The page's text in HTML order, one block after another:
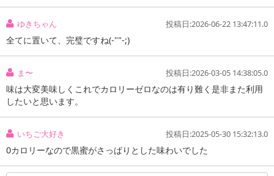
・賞味期限：
出荷日から180日
※商品到着時点でのお日持ち期間は、配送日数などにより異なり
ますのでご了承ください。
・原産国（最終加工地）：日本
・原材料/材質/素材：
粘多糖類)、甘味料(アセスルファムK)、香料、pH調整剤
【黒みつ】エリスリトール、羅漢果エキス、醸造酢、食塩、カラ
メル色素、香料、増粘多糖類、甘味料(スクラロース、アセスルファ
ムK)
ゆきちゃん 投稿日:2026-06-22 13:47:11.0
全てに置いて、完璧ですね(-""-;)
ま〜 投稿日:2026-03-05 14:38:05.0
味は大変美味しくこれでカロリーゼロなのは有り難く是非また利用
したいと思います。
いちご大好き 投稿日:2025-05-30 15:32:13.0
0カロリーなので黒蜜がさっぱりとした味わいでした